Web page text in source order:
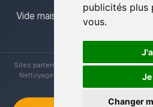
publicités plus
vous.
Changer
Vide maison province du
Sites partenaires : Brocanteur Vide
Nettoyage Vide Maisons
Vide